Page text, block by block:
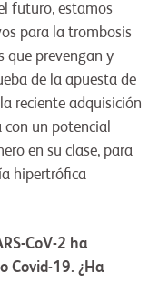
futuro, estamos
para la trombosis
que prevengan y
de la apuesta de
reciente adquisición
un potencial
en su clase, para
hipertrófica
CoV-2 ha
Covid-19. ¿Ha